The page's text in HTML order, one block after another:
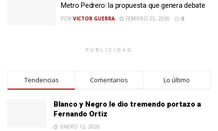
Metro Pedrero: la propuesta que genera debate
POR VICTOR GUERRA FEBRERO 25, 2026 0
PUBLICIDAD
Tendencias Comentarios Lo último
Blanco y Negro le dio tremendo portazo a
Fernando Ortiz
ENERO 12, 2026